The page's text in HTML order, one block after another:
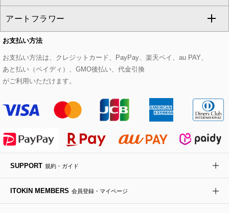
eur3
Maison de CINQ
MK MICHEL KLEIN BAG
HIROKO KOSHINO
スウェット・ジャージー
その他のトップス
セットアップパンツ
セットアップスカート
セットアップワンピース
チェスターコート
モッズコート
ステンカラーコート
ライダースジャケット
デニムジャケット
ダウンジャケット・コート
ベルト・サスペンダー
帽子
ヘアアクセサリー
ハンカチ・バンダナ
手袋
チャーム・ストラップ
ピアス・イヤリング
ブレスレット・バングル
ブローチ・コサージュ
トートバッグ
ショルダーバッグ
ボストンバッグ
バックパック・リュック
ボディバッグ・メッセンジャーバッグ
トラベルバッグ
すべてのシューズ
パンプス
スニーカー
フラットシューズ
ローファー
ドレスシューズ
アートフラワー
すべてのアートフラワー
ローズ
カサブランカ・カラー
ラナンキュラス
ポプリアレンジ＆フレグランス
お支払い方法
お支払い方法は、クレジットカード、PayPay、楽天ペイ、au PAY、
あと払い（ペイディ）、GMO後払い、代金引換
がご利用いただけます。
SUPPORT 規約・ガイド
ITOKIN MEMBERS 会員登録・マイページ